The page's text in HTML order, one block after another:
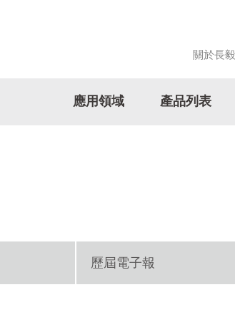
關於長毅
應用領域 產品列表
歷屆電子報